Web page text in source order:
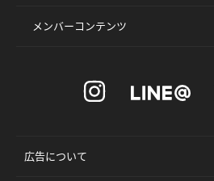
メンバーコンテンツ
広告について